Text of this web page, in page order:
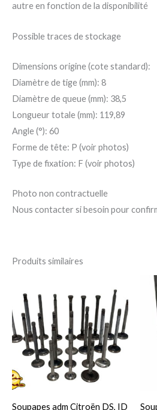
autre en fonction de la disponibilité
Possible traces de stockage
Dimensions origine (cote standard):
Diamètre de tige (mm): 8
Diamètre de queue (mm): 38,5
Longueur totale (mm): 119,89
Angle (°): 60
Forme de tête: P (voir photos)
Type de fixation: F (voir photos)
Photo non contractuelle
Nous contacter si besoin pour
Produits similaires
Soupapes adm Citroën DS, ID
produit
a